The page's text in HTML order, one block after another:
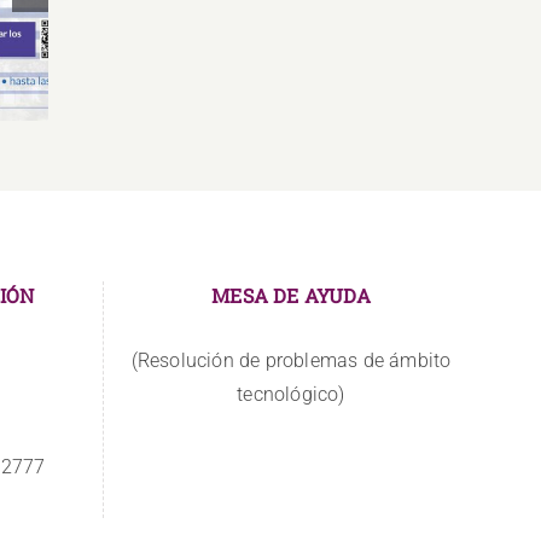
MESA DE AYUDA
(Resolución de problemas de ámbito
tecnológico)